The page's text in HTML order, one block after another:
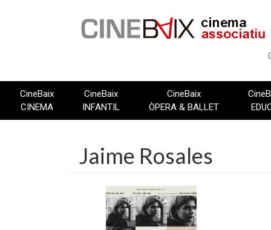
CineBaix
CINEMA
CineBaix
INFANTIL
CineBaix
ÒPERA & BALLET
Jaime Rosales